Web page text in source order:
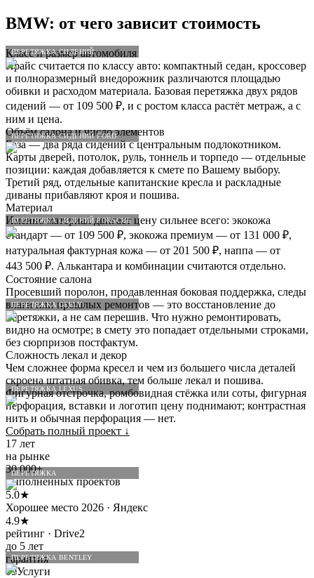
ПЕРЕТЯЖКА СИДЕНИЙ
ПЕРЕТЯЖКА СИДЕНИЙ FORD
ПЕРЕТЯЖКА СИДЕНИЙ PORSCHE
ПЕРЕТЯЖКА GEELY
ПЕРЕТЯЖКА LEXUS
ПЕРЕТЯЖКА
ПЕРЕТЯЖКА BENTLEY
BMW: от чего зависит стоимость
Класс и размер автомобиля
Прайс считается по классу авто: компактный седан, кроссовер
и полноразмерный внедорожник различаются площадью
обивки и расходом материала. Базовая перетяжка двух рядов
сидений — от 109 500 ₽, и с ростом класса растёт метраж, а с
ним и цена.
Объём салона и число элементов
База — два ряда сидений с центральным подлокотником.
Карты дверей, потолок, руль, тоннель и торпедо — отдельные
позиции: каждая добавляется к смете по Вашему выбору.
Третий ряд, отдельные капитанские кресла и раскладные
диваны прибавляют кроя и пошива.
Материал
Именно материал двигает цену сильнее всего: экокожа
стандарт — от 109 500 ₽, экокожа премиум — от 131 000 ₽,
натуральная фактурная кожа — от 201 500 ₽, наппа — от
443 500 ₽. Алькантара и комбинации считаются отдельно.
Состояние салона
Просевший поролон, продавленная боковая поддержка, следы
влаги или прошлых ремонтов — это восстановление до
перетяжки, а не сам перешив. Что нужно ремонтировать,
видно на осмотре; в смету это попадает отдельными строками,
без сюрпризов постфактум.
Сложность лекал и декор
Чем сложнее форма кресел и чем из большего числа деталей
скроена штатная обивка, тем больше лекал и пошива.
Фигурная отстрочка, ромбовидная стёжка или соты, фигурная
перфорация, вставки и логотип цену поднимают; контрастная
нить и обычная перфорация — нет.
Собрать полный проект ↓
17 лет
на рынке
30 000+
выполненных проектов
5.0★
Хорошее место 2026 · Яндекс
4.9★
рейтинг · Drive2
до 5 лет
гарантия
09Услуги